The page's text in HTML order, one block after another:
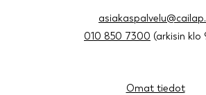
010 850 7300 (arkisin klo
Omat tiedot